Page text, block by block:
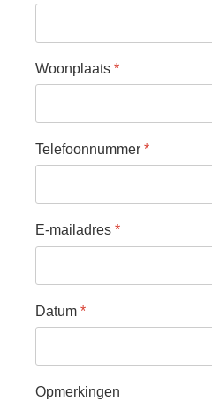
Inschrijfformulier
Woonplaats *
Telefoonnummer *
E-mailadres *
Datum *
Opmerkingen